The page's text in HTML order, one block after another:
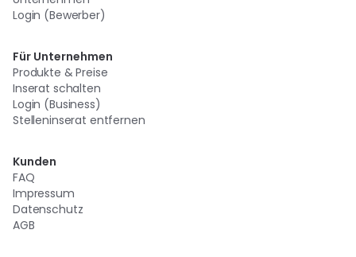
Login (Bewerber)
Für Unternehmen
Produkte & Preise
Inserat schalten
Login (Business)
Stelleninserat entfernen
Kunden
FAQ
Impressum
Datenschutz
AGB